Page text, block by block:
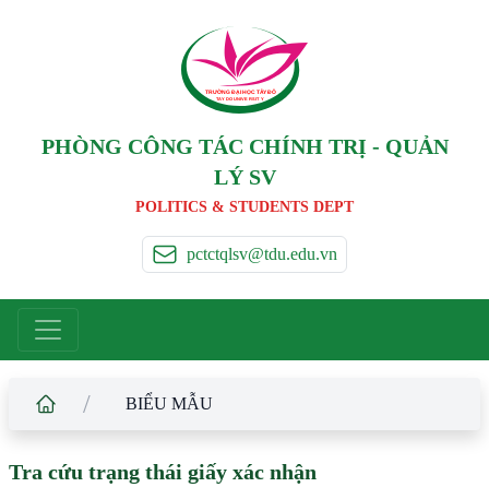
TRƯỜNG ĐẠI HỌC TÂY ĐÔ
TAY DO UNIVERSIT Y
PHÒNG CÔNG TÁC CHÍNH TRỊ - QUẢN
LÝ SV
POLITICS & STUDENTS DEPT
pctctqlsv@tdu.edu.vn
/ BIỂU MẪU
Tra cứu trạng thái giấy xác nhận